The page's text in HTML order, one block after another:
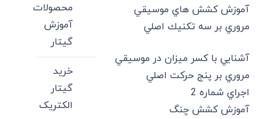
آموزش كشش هاي موسيقي
مروري بر سه تكنيك اصلي
آشنايي با كسر ميزان در موسيقي
مروري بر پنج حركت اصلي
اجراي شماره 2
آموزش كشش چنگ
محصولات
آموزش
گیتار
خرید
گیتار
الکتریک